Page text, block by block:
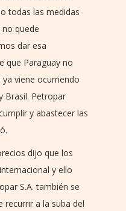
todas las medidas
quede
dar esa
que Paraguay no
viene ocurriendo
Brasil. Petropar
y abastecer las
dijo que los
y ello
S.A. también se
recurrir a la suba del